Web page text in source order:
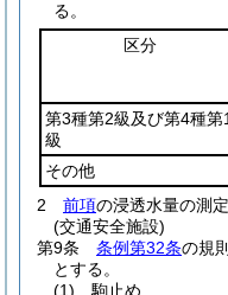
る。
区分
第3種第2級及び第4種第1
級
その他
2
前項の浸透水量の測
(交通安全施設)
第9条
条例第32条の規
とする。
(1)
駒止め